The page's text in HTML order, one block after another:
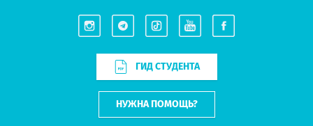
ГИД СТУДЕНТА
НУЖНА ПОМОЩЬ?